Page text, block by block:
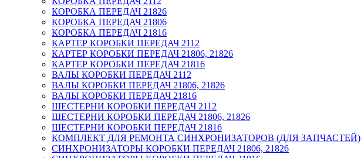
КОРОБКА ПЕРЕДАЧ 21826
КОРОБКА ПЕРЕДАЧ 21806
КОРОБКА ПЕРЕДАЧ 21816
КАРТЕР КОРОБКИ ПЕРЕДАЧ 2112
КАРТЕР КОРОБКИ ПЕРЕДАЧ 21806, 21826
КАРТЕР КОРОБКИ ПЕРЕДАЧ 21816
ВАЛЫ КОРОБКИ ПЕРЕДАЧ 2112
ВАЛЫ КОРОБКИ ПЕРЕДАЧ 21806, 21826
ВАЛЫ КОРОБКИ ПЕРЕДАЧ 21816
ШЕСТЕРНИ КОРОБКИ ПЕРЕДАЧ 2112
ШЕСТЕРНИ КОРОБКИ ПЕРЕДАЧ 21806, 21826
ШЕСТЕРНИ КОРОБКИ ПЕРЕДАЧ 21816
КОМПЛЕКТ ДЛЯ РЕМОНТА СИНХРОНИЗАТОРОВ (ДЛЯ ЗАПЧАСТЕЙ)
СИНХРОНИЗАТОРЫ КОРОБКИ ПЕРЕДАЧ 21806, 21826